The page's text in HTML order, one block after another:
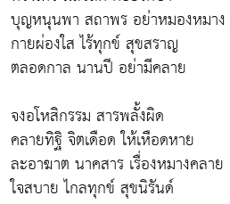
บุญหนุนพา สถาพร อย่าหมองหมาง
กายผ่องใส ไร้ทุกข์ สุขสราญ
ตลอดกาล นานปี อย่ามีคลาย
จงอโหสิกรรม สารพลั้งผิด
คลายทิฐิ จิตเดือด ให้เหือดหาย
ละอาฆาต นาคสาร เรื่องหมางคลาย
ใจสบาย ไกลทุกข์ สุขนิรันด์